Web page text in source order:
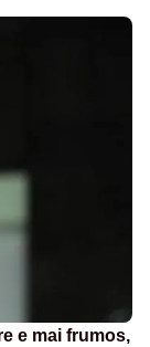
e mai frumos,